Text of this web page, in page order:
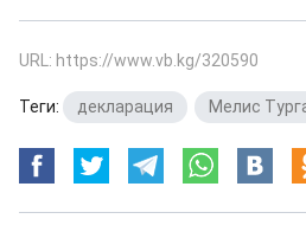
URL: https://www.vb.kg/320590
Теги: декларация Мелис